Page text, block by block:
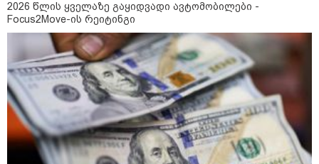
კატეგორიის ყველა სიახლე
ყველაზე კარგი/ცუდი ქვეყნები
ემიგრანტებისთვის 2026 წელს
2026 წლის ყველაზე გაყიდვადი ავტომობილები -
Focus2Move-ის რეიტინგი